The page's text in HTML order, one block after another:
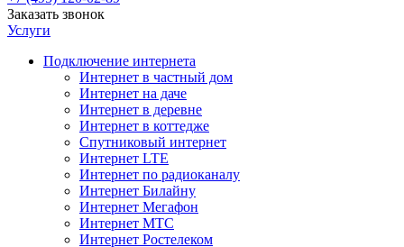
Заказать звонок
Услуги
Подключение интернета
Интернет в частный дом
Интернет на даче
Интернет в деревне
Интернет в коттедже
Спутниковый интернет
Интернет LTE
Интернет по радиоканалу
Интернет Билайну
Интернет Мегафон
Интернет МТС
Интернет Ростелеком